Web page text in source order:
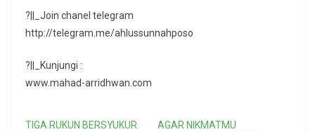
?||_Join chanel telegram
http://telegram.me/ahlussunnahposo
?||_Kunjungi :
www.mahad-arridhwan.com
TIGA RUKUN BERSYUKUR
AGAR NIKMATMU